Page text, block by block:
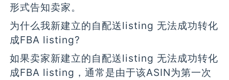
形式告知卖家。
为什么我新建立的自配送listing 无法成功转化
成FBA listing?
如果卖家新建立的自配送listing 无法成功转化
成FBA listing，通常是由于该ASIN为第一次